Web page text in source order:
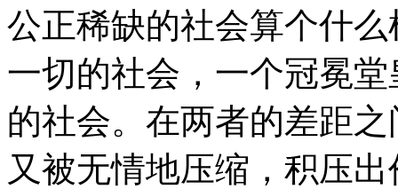
公正稀缺的社会算个什
一切的社会，一个冠冕
的社会。在两者的差距
又被无情地压缩，积压